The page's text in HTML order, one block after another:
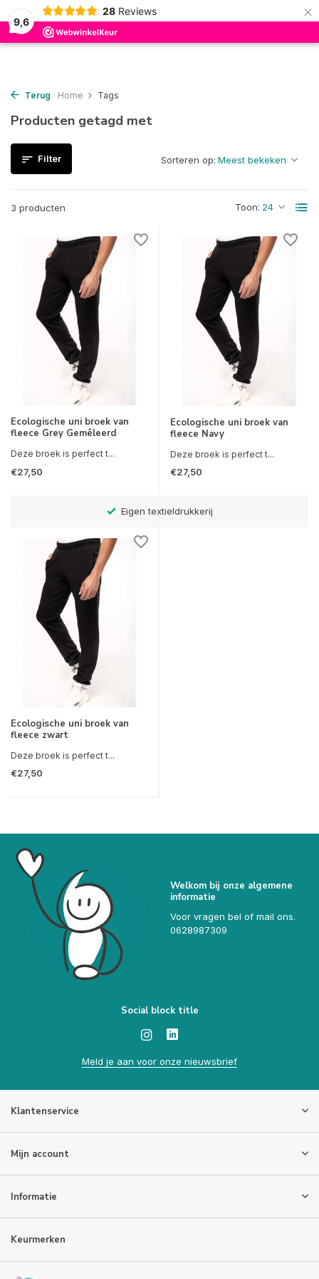
9,6
28 Reviews ×
0
Terug Home Tags
Producten getagd met
Filter
3 producten Toon:
Sorteren op:
Ecologische uni broek van
fleece Grey Gemêleerd
Deze broek is perfect t...
€27,50
Ecologische uni broek van
fleece Navy
Deze broek is perfect t...
€27,50
Eigen textieldrukkerij
Ecologische uni broek van
fleece zwart
Deze broek is perfect t...
€27,50
Welkom bij onze algemene
informatie
Voor vragen bel of mail ons.
0628987309
Social block title
Meld je aan voor onze nieuwsbrief
Klantenservice
Mijn account
Informatie
Keurmerken